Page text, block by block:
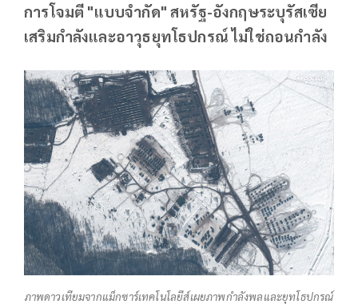
การโจมตี "แบบจำกัด" สหรัฐ-อังกฤษระบุรัสเซีย
เสริมกำลังและอาวุธยุทโธปกรณ์ ไม่ใช่ถอนกำลัง
ภาพดาวเทียมจากแม็กซาร์เทคโนโลยีส์เผยภาพกำลังพลและยุทโธปกรณ์